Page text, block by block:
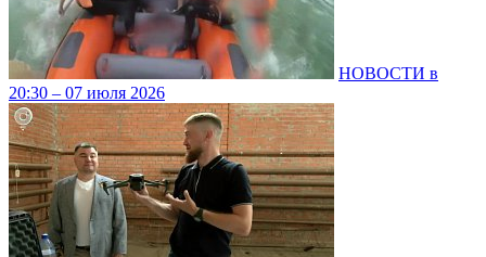
НОВОСТИ в
20:30 – 07 июля 2026